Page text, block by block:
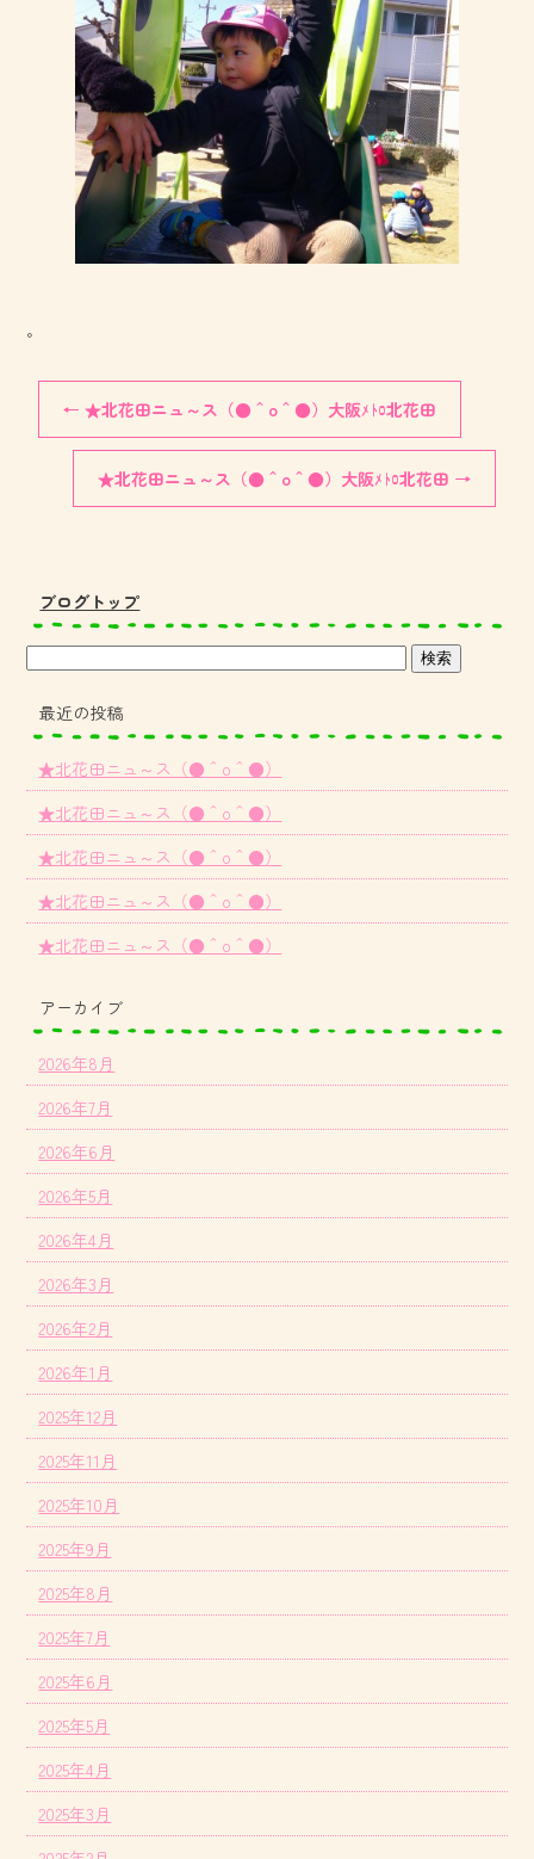
。
← ★北花田ニュ～ス（●＾o＾●）大阪ﾒﾄﾛ北花田
★北花田ニュ～ス（●＾o＾●）大阪ﾒﾄﾛ北花田 →
ブログトップ
最近の投稿
★北花田ニュ～ス（●＾o＾●）
★北花田ニュ～ス（●＾o＾●）
★北花田ニュ～ス（●＾o＾●）
★北花田ニュ～ス（●＾o＾●）
★北花田ニュ～ス（●＾o＾●）
アーカイブ
2026年8月
2026年7月
2026年6月
2026年5月
2026年4月
2026年3月
2026年2月
2026年1月
2025年12月
2025年11月
2025年10月
2025年9月
2025年8月
2025年7月
2025年6月
2025年5月
2025年4月
2025年3月